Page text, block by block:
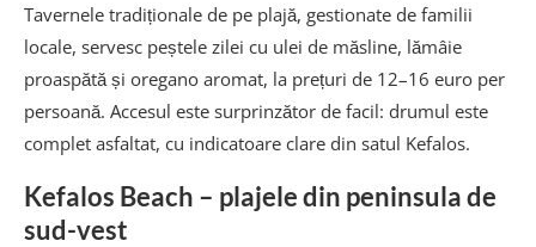
Tavernele tradiționale de pe plajă, gestionate de familii
locale, servesc peștele zilei cu ulei de măsline, lămâie
proaspătă și oregano aromat, la prețuri de 12–16 euro per
persoană. Accesul este surprinzător de facil: drumul este
complet asfaltat, cu indicatoare clare din satul Kefalos.
Kefalos Beach – plajele din peninsula de
sud-vest